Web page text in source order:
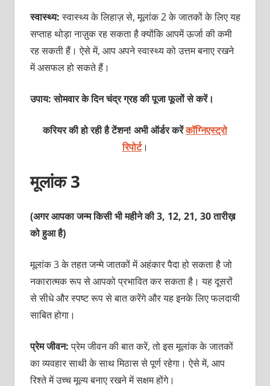
स्वास्थ्य:स्वास्थ्य के लिहाज़ से, मूलांक 2 के जातकों के लिए यह
सप्ताह थोड़ा नाज़ुक रह सकता है क्योंकि आपमें ऊर्जा की कमी
रह सकती हैं। ऐसे में, आप अपने स्वास्थ्य को उत्तम बनाए रखने
में असफल हो सकते हैं।
उपाय: सोमवार के दिन चंद्र ग्रह की पूजा फूलों से करें।
करियर की हो रही है टेंशन! अभी ऑर्डर करेंकॉग्निएस्ट्रो
रिपोर्ट।
मूलांक 3
(अगर आपका जन्म किसी भी महीने की 3, 12, 21, 30 तारीख़
को हुआ है)
मूलांक 3 के तहत जन्मे जातकों में अहंकार पैदा हो सकता है जो
नकारात्मक रूप से आपको प्रभावित कर सकता है। यह दूसरों
से सीधे और स्पष्ट रूप से बात करेंगे और यह इनके लिए फलदायी
साबित होगा।
प्रेम जीवन:प्रेम जीवन की बात करें, तो इस मूलांक के जातकों
का व्यवहार साथी के साथ मिठास से पूर्ण रहेगा। ऐसे में, आप
रिश्ते में उच्च मूल्य बनाए रखने में सक्षम होंगे।